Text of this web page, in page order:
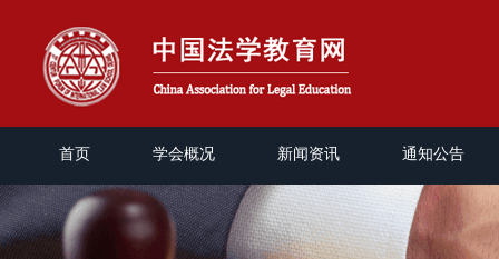
首页 学会概况 新闻资讯 通知公告